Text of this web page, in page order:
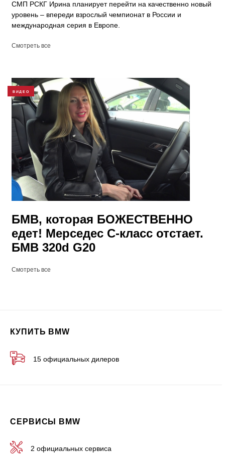
СМП РСКГ Ирина планирует перейти на качественно новый
уровень – впереди взрослый чемпионат в России и
международная серия в Европе.
Смотреть все
ВИДЕО
БМВ, которая БОЖЕСТВЕННО
едет! Мерседес С-класс отстает.
БМВ 320d G20
Смотреть все
КУПИТЬ BMW
15 официальных дилеров
СЕРВИСЫ BMW
2 официальных сервиса